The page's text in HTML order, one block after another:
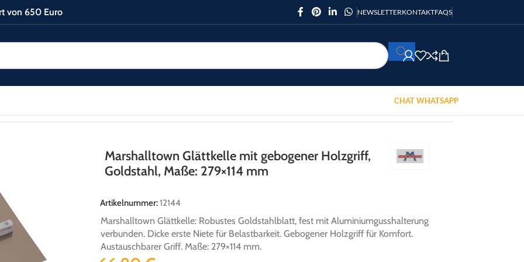
von 650 Euro NEWSLETTERKONTAKTFAQS
CHAT WHATSAPP
Marshalltown Glättkelle mit gebogener Holzgriff,
Goldstahl, Maße: 279×114 mm
Artikelnummer:12144
Marshalltown Glättkelle: Robustes Goldstahlblatt, fest mit Aluminiumgusshalterung
verbunden. Dicke erste Niete für Belastbarkeit. Gebogener Holzgriff für Komfort.
Austauschbarer Griff. Maße: 279×114 mm.